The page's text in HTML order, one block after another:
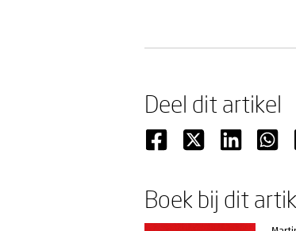
Deel dit artikel
Boek bij dit